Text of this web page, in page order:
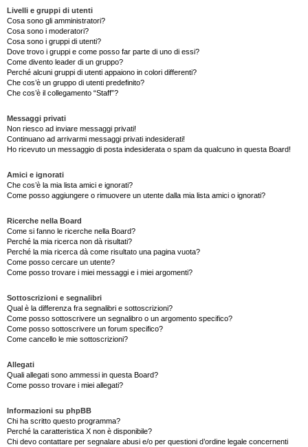
Livelli e gruppi di utenti
Cosa sono gli amministratori?
Cosa sono i moderatori?
Cosa sono i gruppi di utenti?
Dove trovo i gruppi e come posso far parte di uno di essi?
Come divento leader di un gruppo?
Perché alcuni gruppi di utenti appaiono in colori differenti?
Che cos’è un gruppo di utenti predefinito?
Che cos’è il collegamento “Staff”?
Messaggi privati
Non riesco ad inviare messaggi privati!
Continuano ad arrivarmi messaggi privati indesiderati!
Ho ricevuto un messaggio di posta indesiderata o spam da qualcuno in questa Board!
Amici e ignorati
Che cos’è la mia lista amici e ignorati?
Come posso aggiungere o rimuovere un utente dalla mia lista amici o ignorati?
Ricerche nella Board
Come si fanno le ricerche nella Board?
Perché la mia ricerca non dà risultati?
Perché la mia ricerca dà come risultato una pagina vuota?
Come posso cercare un utente?
Come posso trovare i miei messaggi e i miei argomenti?
Sottoscrizioni e segnalibri
Qual è la differenza fra segnalibri e sottoscrizioni?
Come posso sottoscrivere un segnalibro o un argomento specifico?
Come posso sottoscrivere un forum specifico?
Come cancello le mie sottoscrizioni?
Allegati
Quali allegati sono ammessi in questa Board?
Come posso trovare i miei allegati?
Informazioni su phpBB
Chi ha scritto questo programma?
Perché la caratteristica X non è disponibile?
Chi devo contattare per segnalare abusi e/o per questioni d’ordine legale concernenti